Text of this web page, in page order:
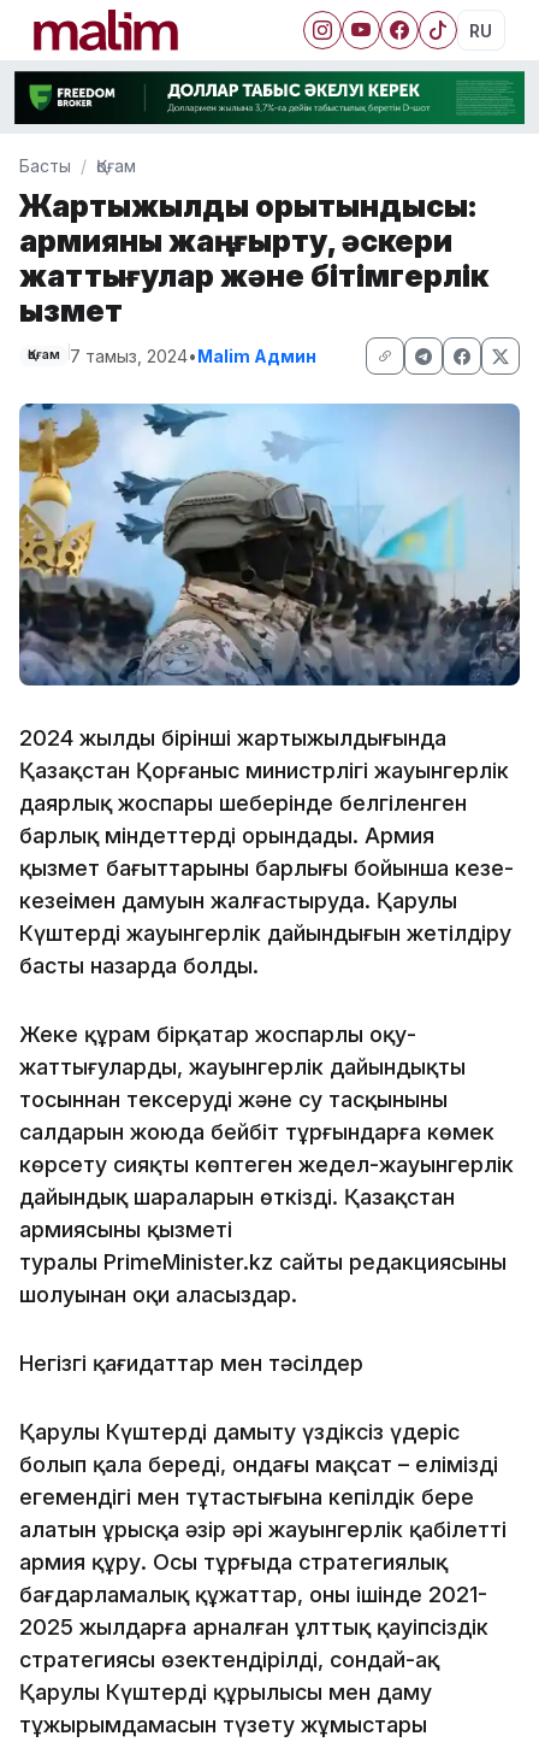
RU
Басты Қоғам
Жартыжылдық қорытындысы:
армияны жаңғырту, әскери
жаттығулар және бітімгерлік
қызмет
Қоғам 7 тамыз, 2024•Malim Админ
2024 жылдың бірінші жартыжылдығында
Қазақстан Қорғаныс министрлігі жауынгерлік
даярлық жоспары шеңберінде белгіленген
барлық міндеттерді орындады. Армия
қызмет бағыттарының барлығы бойынша кезең-
кезеңімен дамуын жалғастыруда. Қарулы
Күштердің жауынгерлік дайындығын жетілдіру
басты назарда болды.
Жеке құрам бірқатар жоспарлы оқу-
жаттығуларды, жауынгерлік дайындықты
тосыннан тексеруді және су тасқынының
салдарын жоюда бейбіт тұрғындарға көмек
көрсету сияқты көптеген жедел-жауынгерлік
дайындық шараларын өткізді. Қазақстан
армиясының қызметі
туралы PrimeMinister.kz сайты редакциясының
шолуынан оқи аласыздар.
Негізгі қағидаттар мен тәсілдер
Қарулы Күштерді дамыту үздіксіз үдеріс
болып қала береді, ондағы мақсат – еліміздің
егемендігі мен тұтастығына кепілдік бере
алатын ұрысқа әзір әрі жауынгерлік қабілетті
армия құру. Осы тұрғыда стратегиялық
бағдарламалық құжаттар, оның ішінде 2021-
2025 жылдарға арналған ұлттық қауіпсіздік
стратегиясы өзектендірілді, сондай-ақ
Қарулы Күштердің құрылысы мен даму
тұжырымдамасын түзету жұмыстары